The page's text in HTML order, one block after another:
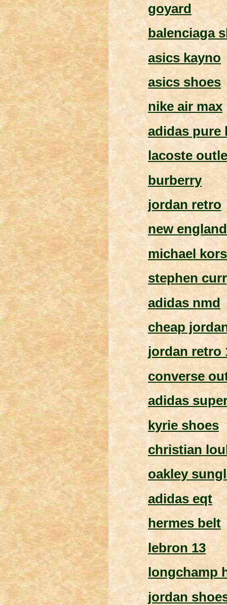
goyard
balenciaga
asics kayno
asics shoes
nike air max
adidas pure
lacoste
burberry
jordan retro
new
michael
stephen
adidas nmd
cheap
jordan retro
converse
adidas
kyrie shoes
christian
oakley
adidas eqt
hermes belt
lebron 13
longchamp
jordan